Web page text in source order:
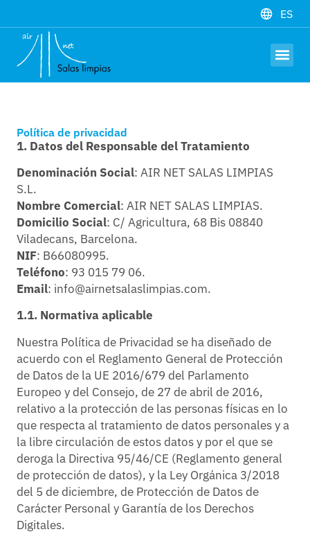
ES
Política de privacidad
1. Datos del Responsable del Tratamiento
Denominación Social: AIR NET SALAS LIMPIAS
S.L.
Nombre Comercial: AIR NET SALAS LIMPIAS.
Domicilio Social: C/ Agricultura, 68 Bis 08840
Viladecans, Barcelona.
NIF: B66080995.
Teléfono: 93 015 79 06.
Email: info@airnetsalaslimpias.com.
1.1. Normativa aplicable
Nuestra Política de Privacidad se ha diseñado de
acuerdo con el Reglamento General de Protección
de Datos de la UE 2016/679 del Parlamento
Europeo y del Consejo, de 27 de abril de 2016,
relativo a la protección de las personas físicas en lo
que respecta al tratamiento de datos personales y a
la libre circulación de estos datos y por el que se
deroga la Directiva 95/46/CE (Reglamento general
de protección de datos), y la Ley Orgánica 3/2018
del 5 de diciembre, de Protección de Datos de
Carácter Personal y Garantía de los Derechos
Digitales.